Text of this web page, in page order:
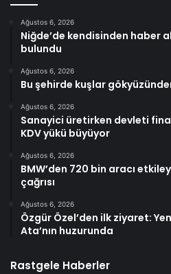
Ağustos 6, 2026
Niğde’de kendisinden haber
bulundu
Ağustos 6, 2026
Bu şehirde kuşlar
Ağustos 6, 2026
Sanayici üretirken devleti
KDV yükü büyüyor
Ağustos 6, 2026
BMW’den 720 bin aracı
çağrısı
Ağustos 6, 2026
Özgür Özel’den ilk ziyaret:
Ata’nın huzurunda
Rastgele Haberler